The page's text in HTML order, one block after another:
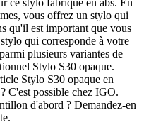
ce stylo fabriqué en abs. En
vous offrez un stylo qui
qu'il est important que vous
qui corresponde à votre
plusieurs variantes de
Stylo S30 opaque.
Stylo S30 opaque en
C'est possible chez IGO.
d'abord ? Demandez-en